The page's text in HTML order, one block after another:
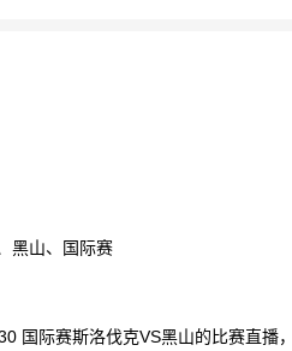
黑山、国际赛
国际赛斯洛伐克VS黑山的比赛直播